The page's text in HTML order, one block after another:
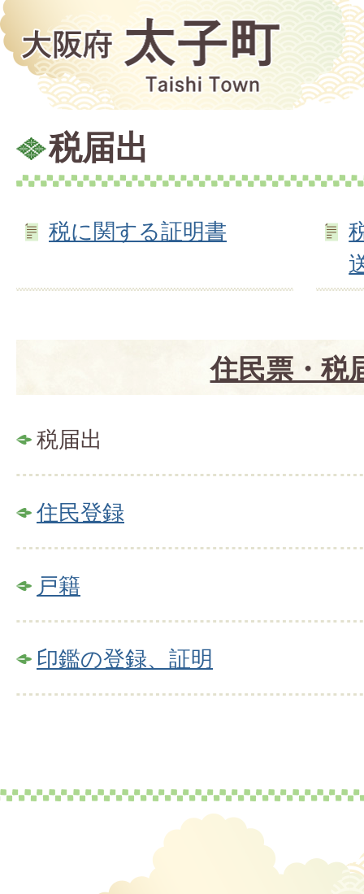
税届出
税に関する証明書
住民票・税
税届出
住民登録
戸籍
印鑑の登録、証明